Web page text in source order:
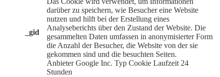
_gid
darüber zu speichern, wie Besucher eine Website
nutzen und hilft bei der Erstellung eines
Analyseberichts über den Zustand der Website. Die
gesammelten Daten umfassen in anonymisierter Form
die Anzahl der Besucher, die Website von der sie
gekommen sind und die besuchten Seiten.
Anbieter Google Inc. Typ Cookie Laufzeit 24
Stunden